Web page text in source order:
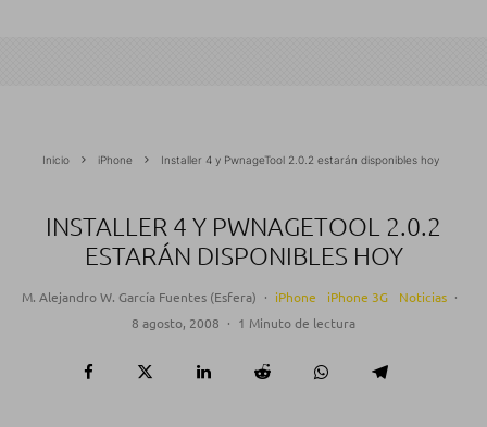
Inicio iPhone Installer 4 y PwnageTool 2.0.2 estarán disponibles hoy
INSTALLER 4 Y PWNAGETOOL 2.0.2
ESTARÁN DISPONIBLES HOY
M. Alejandro W. García Fuentes (Esfera) · iPhone iPhone 3G Noticias ·
8 agosto, 2008 · 1 Minuto de lectura